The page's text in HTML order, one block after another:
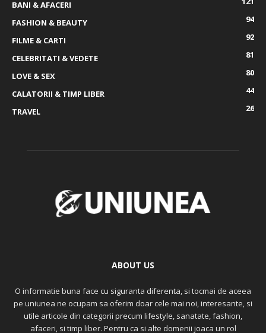
BANI & AFACERI
FASHION & BEAUTY
94
FILME & CARTI
92
CELEBRITATI & VEDETE
81
LOVE & SEX
80
CALATORII & TIMP LIBER
44
TRAVEL
26
ABOUT US
O informatie buna face cu siguranta diferenta, si tocmai de aceea
pe uniunea ne ocupam sa oferim doar cele mai noi, interesante, si
utile articole din categorii precum lifestyle, sanatate, fashion,
afaceri, si timp liber. Pentru ca si alte domenii joaca un rol